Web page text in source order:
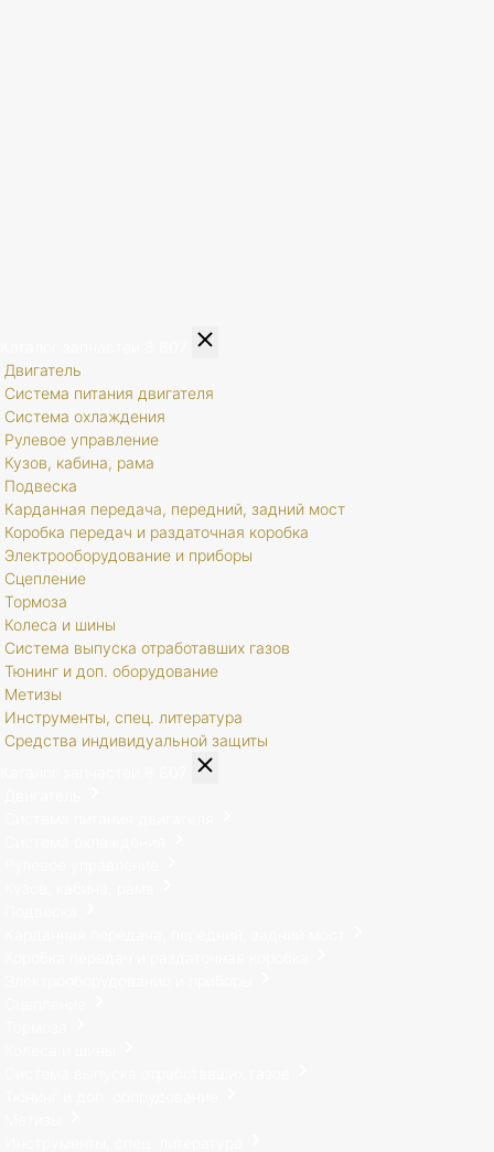
Двигатель
Система питания двигателя
Система охлаждения
Рулевое управление
Кузов, кабина, рама
Подвеска
Карданная передача, передний, задний мост
Коробка передач и раздаточная коробка
Электрооборудование и приборы
Сцепление
Тормоза
Колеса и шины
Система выпуска отработавших газов
Тюнинг и доп. оборудование
Метизы
Инструменты, спец. литература
Средства индивидуальной защиты